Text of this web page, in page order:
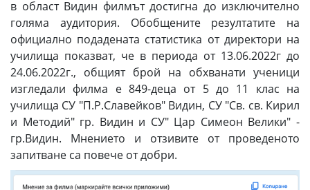
в област Видин филмът достигна до изключително
голяма аудитория. Обобщените резултатите на
официално подадената статистика от директори на
училища показват, че в периода от 13.06.2022г до
24.06.2022г., общият брой на обхванати ученици
изгледали филма е 849-деца от 5 до 11 клас на
училища СУ "П.Р.Славейков" Видин, СУ "Св. св. Кирил
и Методий" гр. Видин и СУ" Цар Симеон Велики" -
гр.Видин. Мнението и отзивите от проведеното
запитване са повече от добри.